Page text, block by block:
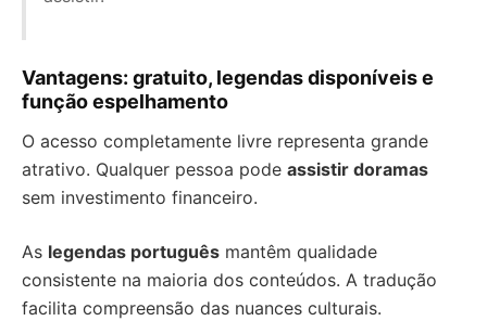
Vantagens: gratuito, legendas disponíveis e
função espelhamento
O acesso completamente livre representa grande
atrativo. Qualquer pessoa pode assistir doramas
sem investimento financeiro.
As legendas português mantêm qualidade
consistente na maioria dos conteúdos. A tradução
facilita compreensão das nuances culturais.